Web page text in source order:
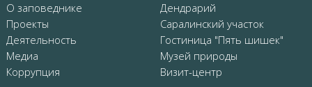
О заповеднике
Проекты
Деятельность
Медиа
Коррупция
Дендрарий
Саралинский участок
Гостиница "Пять шишек"
Музей природы
Визит-центр